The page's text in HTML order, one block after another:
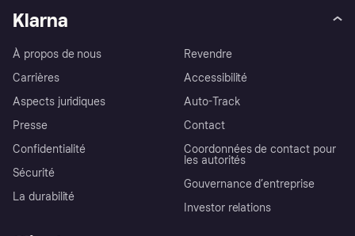
Klarna
À propos de nous
Carrières
Aspects juridiques
Presse
Confidentialité
Sécurité
La durabilité
Revendre
Accessibilité
Auto-Track
Contact
Coordonnées de contact pour
les autorités
Gouvernance d’entreprise
Investor relations